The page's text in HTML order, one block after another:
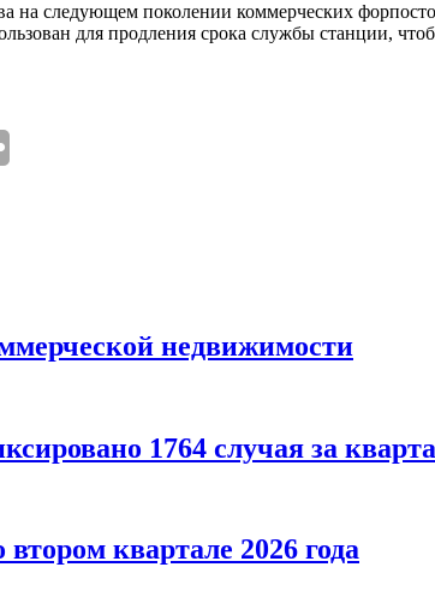
следующем поколении коммерческих
для продления срока службы станции,
недвижимости
1764 случая за
квартале 2026 года